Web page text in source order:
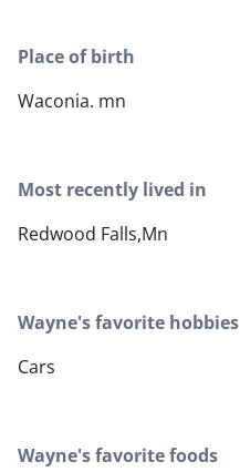
Place of birth
Waconia. mn
Most recently lived in
Redwood Falls,Mn
Wayne's favorite hobbies
Cars
Wayne's favorite foods